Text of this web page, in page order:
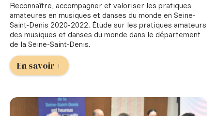
Reconnaître, accompagner et valoriser les pratiques
amateures en musiques et danses du monde en Seine-
Saint-Denis 2020-2022. Étude sur les pratiques amateurs
des musiques et danses du monde dans le département
de la Seine-Saint-Denis.
En savoir +